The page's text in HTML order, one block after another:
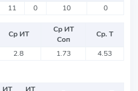
11 0 10 0
Ср ИТ
Ср ИТ
Соп
Ср. Т
2.8 1.73 4.53